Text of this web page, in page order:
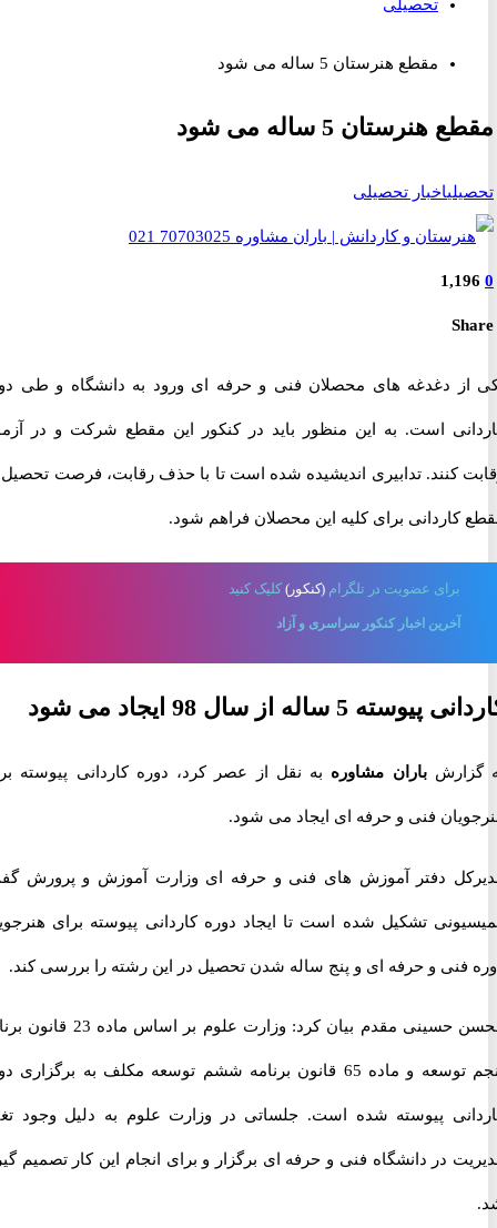
تحصیلی
مقطع هنرستان 5 ساله می شود
5 ساله می شود
اخبار تحصیلی
دغدغه های محصلان فنی و حرفه ای ورود به دانشگاه و طی دوره
است. به این منظور باید در کنکور این مقطع شرکت و در آزمون
کنند. تدابیری اندیشیده شده است تا با حذف رقابت، فرصت تحصیل در
برای کلیه این محصلان فراهم شود.
عضویت در تلگرام(کنکور)کلیک کنید
آخرین اخبار کنکور سراسری و آزاد
5 ساله از سال 98 ایجاد می شود
باران مشاورهبه نقل از عصر کرد، دوره کاردانی پیوسته برای
فنی و حرفه ای ایجاد می شود.
دفتر آموزش های فنی و حرفه ای وزارت آموزش و پرورش گفت:
تشکیل شده است تا ایجاد دوره کاردانی پیوسته برای هنرجویان
و حرفه ای و پنج ساله شدن تحصیل در این رشته را بررسی کند.
محسن حسینی مقدم بیان کرد: وزارت علوم بر اساس ماده 23 قانون برنامه
پنجم توسعه و ماده 65 قانون برنامه ششم توسعه مکلف به برگزاری دوره
پیوسته شده است. جلساتی در وزارت علوم به دلیل وجود تغییر
در دانشگاه فنی و حرفه ای برگزار و برای انجام این کار تصمیم گیری